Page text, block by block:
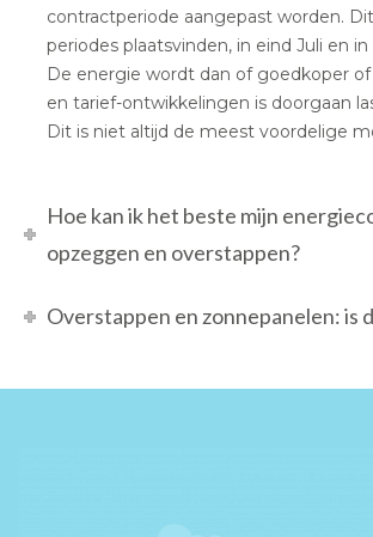
contractperiode aangepast worden.
periodes plaatsvinden, in eind Juli en in
De energie wordt dan of goedkoper
en tarief-ontwikkelingen is doorgaan
Dit is niet altijd de meest voordelige
Hoe kan ik het beste mijn
opzeggen en overstappen?
Overstappen en zonnepanelen: is